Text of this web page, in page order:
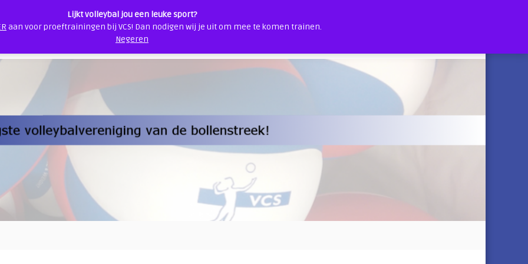
Lijkt volleybal jou een leuke sport?
aan voor proeftrainingen bij VCS! Dan nodigen wij je uit om mee te komen trainen.
Negeren
Veilige sportomgeving